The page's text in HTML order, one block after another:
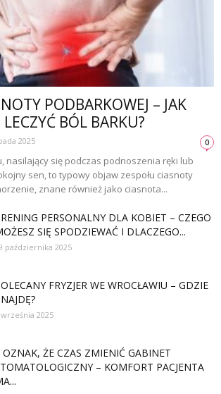
PODBARKOWEJ – JAK
BÓL BARKU?
2025 0
nasilający się podczas podnoszenia ręki lub
sen, to typowy objaw zespołu ciasnoty
znane również jako ciasnota...
PERSONALNY DLA KOBIET – CZEGO
SIĘ SPODZIEWAĆ I DLACZEGO...
października 2025
FRYZJER WE WROCŁAWIU – GDZIE
września 2025
OZNAK, ŻE CZAS ZMIENIĆ GABINET
– KOMFORT PACJENTA